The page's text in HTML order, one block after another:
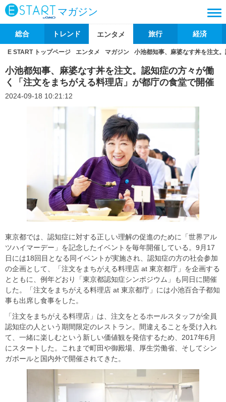
マガジン
総合 トレンド エンタメ 旅行 経済
E START トップページ エンタメ マガジン 小池都知事、麻婆なす丼を注文
小池都知事、麻婆なす丼を注文。認知症の方々が働
く「注文をまちがえる料理店」が都庁の食堂で開催
2024-09-18 10:21:12
東京都では、認知症に対する正しい理解の促進のために「世界アル
ツハイマーデー」を記念したイベントを毎年開催している。9月17
日には18回目となる同イベントが実施され、認知症の方の社会参加
の企画として、「注文をまちがえる料理店 at 東京都庁」を企画する
とともに、例年どおり「東京都認知症シンポジウム」も同日に開催
した。「注文をまちがえる料理店 at 東京都庁」には小池百合子都知
事も出席し食事をした。
「注文をまちがえる料理店」は、注文をとるホールスタッフが全員
認知症の人という期間限定のレストラン。間違えることを受け入れ
て、一緒に楽しむという新しい価値観を発信するため、2017年6月
にスタートした。これまで町田や御殿場、厚生労働省、そしてシン
ガポールと国内外で開催されてきた。